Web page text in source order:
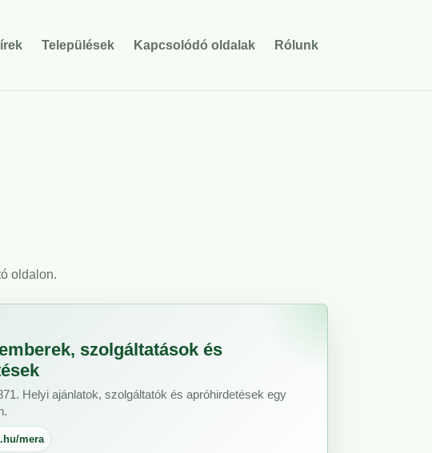
Települések Kapcsolódó oldalak Rólunk
oldalon.
szolgáltatások és
Helyi ajánlatok, szolgáltatók és apróhirdetések egy
mera